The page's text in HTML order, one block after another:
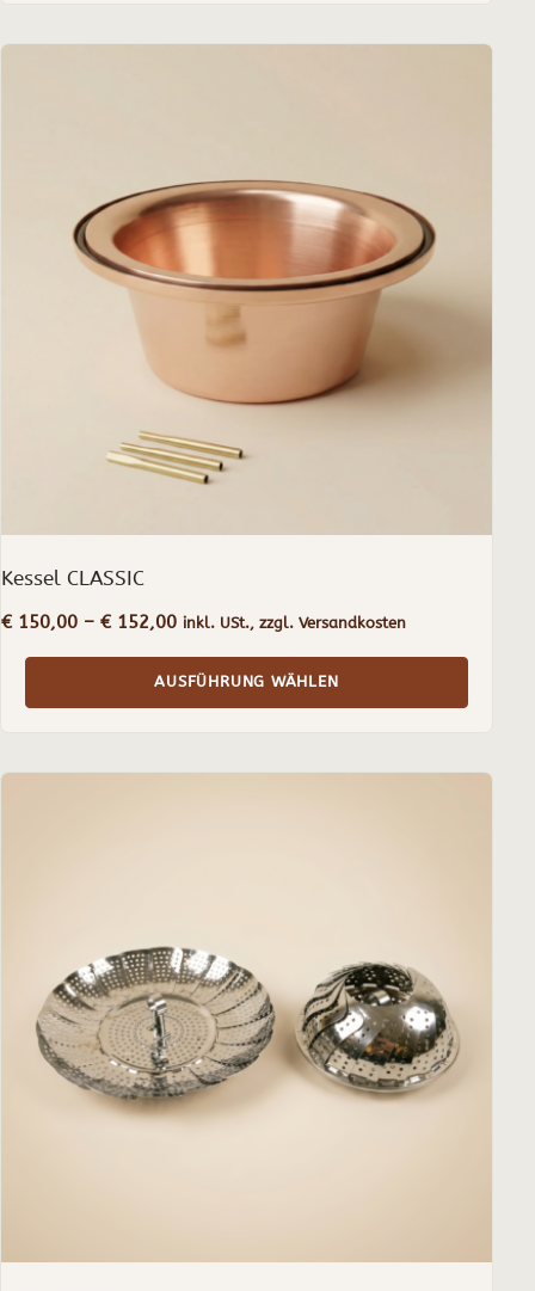
Kessel CLASSIC
€150,00 – €152,00Preisspanne:
bis
€ 152,00
inkl. USt., zzgl. Versandkosten
AUSFÜHRUNG WÄHLEN